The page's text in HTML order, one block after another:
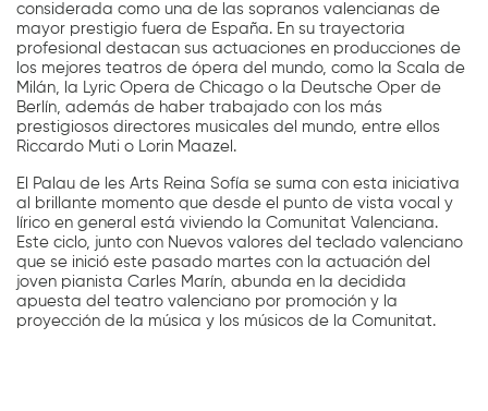
considerada como una de las sopranos valencianas de
mayor prestigio fuera de España. En su trayectoria
profesional destacan sus actuaciones en producciones de
los mejores teatros de ópera del mundo, como la Scala de
Milán, la Lyric Opera de Chicago o la Deutsche Oper de
Berlín, además de haber trabajado con los más
prestigiosos directores musicales del mundo, entre ellos
Riccardo Muti o Lorin Maazel.
El Palau de les Arts Reina Sofía se suma con esta iniciativa
al brillante momento que desde el punto de vista vocal y
lírico en general está viviendo la Comunitat Valenciana.
Este ciclo, junto con Nuevos valores del teclado valenciano
que se inició este pasado martes con la actuación del
joven pianista Carles Marín, abunda en la decidida
apuesta del teatro valenciano por promoción y la
proyección de la música y los músicos de la Comunitat.